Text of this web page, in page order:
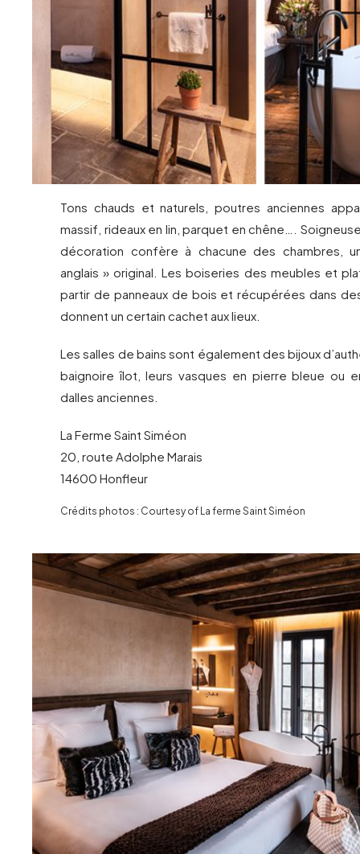
Tons chauds et naturels, poutres anciennes
massif, rideaux en lin, parquet en chêne….
décoration confère à chacune des chambres,
anglais » original. Les boiseries des meubles et
partir de panneaux de bois et récupérées dans
donnent un certain cachet aux lieux.
Les salles de bains sont également des bijoux
baignoire îlot, leurs vasques en pierre bleue ou
dalles anciennes.
La Ferme Saint Siméon
20, route Adolphe Marais
14600 Honfleur
Crédits photos : Courtesy of La ferme Saint Siméon